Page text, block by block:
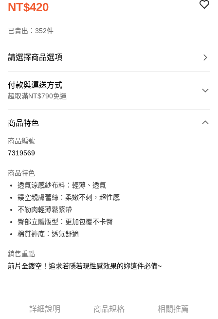
NT$420
已賣出：352件
請選擇商品選項
付款與運送方式
超取滿NT$790免運
信用卡一次付款
超商取貨付款
Apple Pay
街口支付
悠遊付
大哥付你分期
相關說明
1.本服務由台灣大哥大提供，台灣大哥大用戶可立即使用無須另外申請。
3.實際核准額度、可分期數及費用金額請依後續交易確認頁面所載為準。
4.訂單成立30分鐘內，如未前往確認交易或遇審核未通過，訂單將自動取
ATM付款
全家取貨付款
商品特色
商品編號
7319569
商品特色
透氣涼感紗布料：輕薄、透氣
鏤空親膚蕾絲：柔嫩不刺，超性感
不勒肉輕薄鬆緊帶
臀部立體版型：更加包覆不卡臀
棉質褲底：透氣舒適
銷售重點
前片全鏤空！追求若隱若現性感效果的妳這件必備~
詳細說明 商品規格 相關推薦